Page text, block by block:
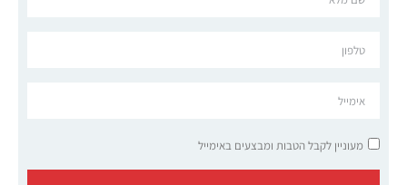
מעוניין לקבל הטבות ומבצעים באימייל